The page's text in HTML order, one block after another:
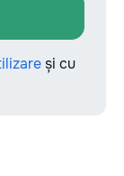
și cu